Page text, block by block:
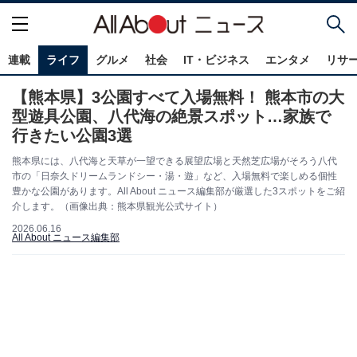
連載 ライフ グルメ 社会 IT・ビジネス エンタメ リサ
【熊本県】3公園すべて入場無料！ 熊本市の大
型遊具公園、八代海の絶景スポット…家族で
行きたい公園3選
熊本県には、八代海と天草が一望できる展望広場と天然芝広場がそろう八代
市の「日奈久ドリームランドシー・湯・遊」など、入場無料で楽しめる個性
豊かな公園があります。All About ニュース編集部が厳選した3スポットをご紹
介します。（画像出典：熊本県観光公式サイト）
2026.06.16
All About ニュース編集部